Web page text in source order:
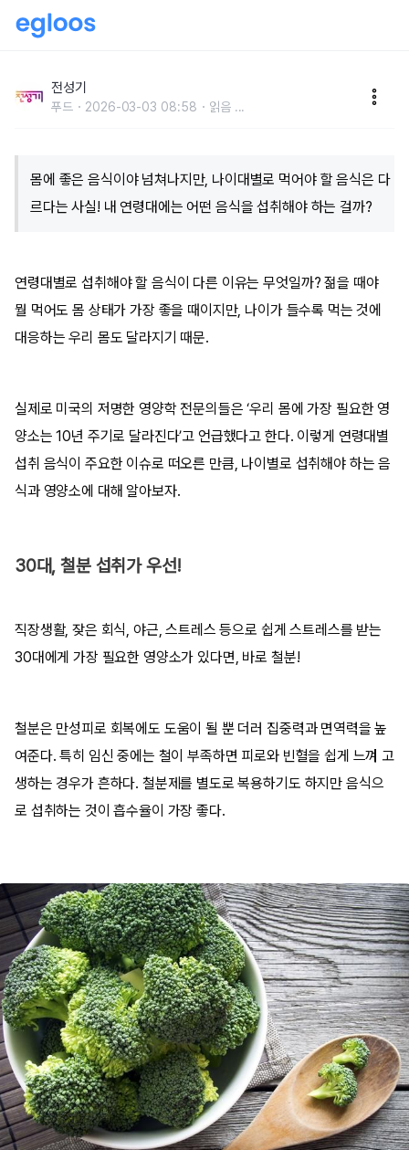
전성기
푸드 2026-03-03 08:58 읽음 ...
몸에 좋은 음식이야 넘쳐나지만, 나이대별로 먹어야 할 음식은 다
르다는 사실! 내 연령대에는 어떤 음식을 섭취해야 하는 걸까?
연령대별로 섭취해야 할 음식이 다른 이유는 무엇일까? 젊을 때야
뭘 먹어도 몸 상태가 가장 좋을 때이지만, 나이가 들수록 먹는 것에
대응하는 우리 몸도 달라지기 때문.
실제로 미국의 저명한 영양학 전문의들은 ‘우리 몸에 가장 필요한 영
양소는 10년 주기로 달라진다’고 언급했다고 한다. 이렇게 연령대별
섭취 음식이 주요한 이슈로 떠오른 만큼, 나이별로 섭취해야 하는 음
식과 영양소에 대해 알아보자.
30대, 철분 섭취가 우선!
직장생활, 잦은 회식, 야근, 스트레스 등으로 쉽게 스트레스를 받는
30대에게 가장 필요한 영양소가 있다면, 바로 철분!
철분은 만성피로 회복에도 도움이 될 뿐 더러 집중력과 면역력을 높
여준다. 특히 임신 중에는 철이 부족하면 피로와 빈혈을 쉽게 느껴 고
생하는 경우가 흔하다. 철분제를 별도로 복용하기도 하지만 음식으
로 섭취하는 것이 흡수율이 가장 좋다.